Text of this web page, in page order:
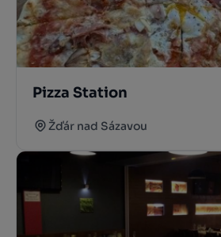
Pizza Station
Žďár nad Sázavou